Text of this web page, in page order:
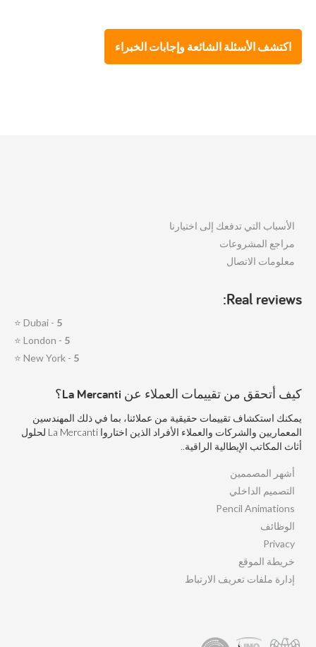
اكتشف الأسئلة الشائعة وإجابات الخبراء
الأسباب التي تدفعك إلى اختيارنا
مراجع المشروعات
معلومات الاتصال
Real reviews:
Dubai - 5
⭐
London - 5
⭐
New York - 5
⭐
كيف أتحقق من تقييمات العملاء عن La Mercanti؟
يمكنك استكشاف تقييمات حقيقية من عملائنا، بما في ذلك المهندسين
المعماريين والشركات والعملاء الأفراد الذين اختاروا La Mercanti لحلول
أثاث المكاتب الإيطالية الراقية..
أشهر المصممين
التصميم الداخلي
Pencil Animations
الوظائف
Privacy
خريطة الموقع
إدارة ملفات تعريف الارتباط